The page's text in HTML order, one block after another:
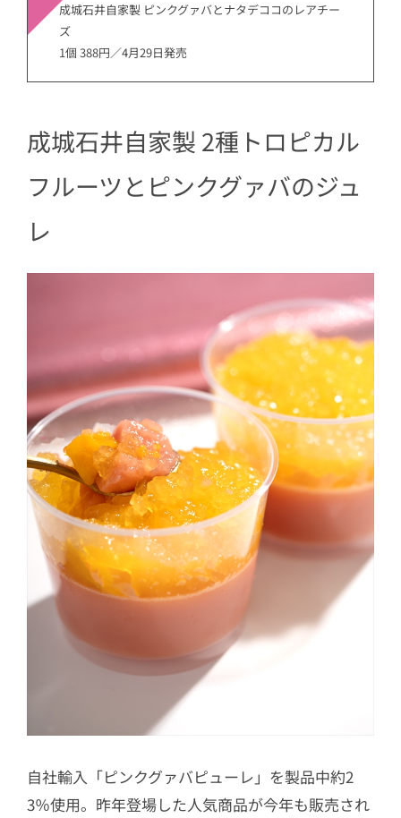
成城石井自家製 ピンクグァバとナタデココのレアチー
ズ
1個 388円／4月29日発売
成城石井自家製 2種トロピカル
フルーツとピンクグァバのジュ
レ
自社輸入「ピンクグァバピューレ」を製品中約2
3％使用。昨年登場した人気商品が今年も販売され